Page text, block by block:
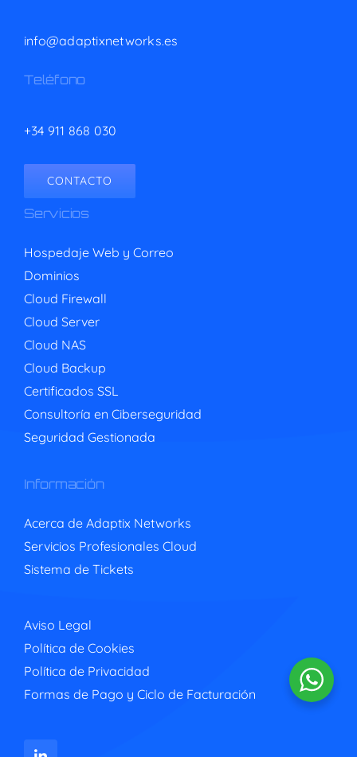
info@adaptixnetworks.es
Teléfono
+34 911 868 030
CONTACTO
Servicios
Hospedaje Web y Correo
Dominios
Cloud Firewall
Cloud Server
Cloud NAS
Cloud Backup
Certificados SSL
Consultoría en Ciberseguridad
Seguridad Gestionada
Información
Acerca de Adaptix Networks
Servicios Profesionales Cloud
Sistema de Tickets
Aviso Legal
Política de Cookies
Política de Privacidad
Formas de Pago y Ciclo de Facturación